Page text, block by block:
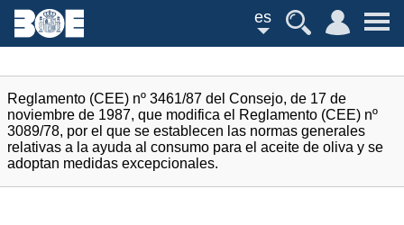
es
Reglamento (CEE) nº 3461/87 del Consejo, de 17 de
noviembre de 1987, que modifica el Reglamento (CEE) nº
3089/78, por el que se establecen las normas generales
relativas a la ayuda al consumo para el aceite de oliva y se
adoptan medidas excepcionales.